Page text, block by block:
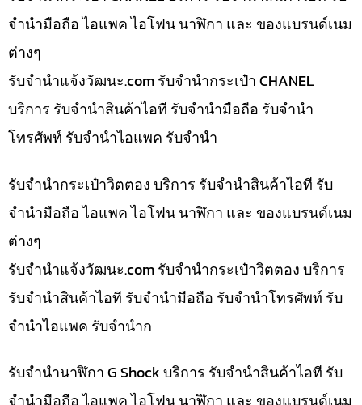
จำนำมือถือ ไอแพค ไอโฟน นาฬิกา และ ของแบรนด์เนม
ต่างๆ
รับจํานําแจ้งวัฒนะ.com รับจำนำกระเป๋า CHANEL
บริการ รับจำนำสินค้าไอที รับจำนำมือถือ รับจำนำ
โทรศัพท์ รับจำนำไอแพค รับจำนำ
รับจำนำกระเป๋าวิตตอง บริการ รับจำนำสินค้าไอที รับ
จำนำมือถือ ไอแพค ไอโฟน นาฬิกา และ ของแบรนด์เนม
ต่างๆ
รับจํานําแจ้งวัฒนะ.com รับจำนำกระเป๋าวิตตอง บริการ
รับจำนำสินค้าไอที รับจำนำมือถือ รับจำนำโทรศัพท์ รับ
จำนำไอแพค รับจำนำก
รับจำนำนาฬิกา G Shock บริการ รับจำนำสินค้าไอที รับ
จำนำมือถือ ไอแพค ไอโฟน นาฬิกา และ ของแบรนด์เนม